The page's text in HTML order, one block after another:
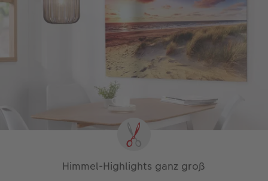
Himmel-Highlights ganz groß